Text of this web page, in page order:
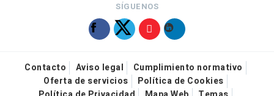
SÍGUENOS
Contacto Aviso legal
Cumplimiento normativo
Oferta de servicios
Política de Cookies